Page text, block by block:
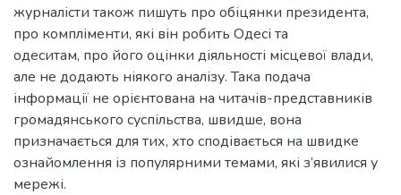
журналісти також пишуть про обіцянки президента,
про компліменти, які він робить Одесі та
одеситам, про його оцінки діяльності місцевої влади,
але не додають ніякого аналізу. Така подача
інформації не орієнтована на читачів-представників
громадянського суспільства, швидше, вона
призначається для тих, хто сподівається на швидке
ознайомлення із популярними темами, які з’явилися у
мережі.